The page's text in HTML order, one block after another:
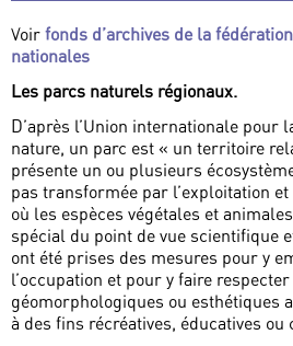
Voir fonds d’archives de la
nationales
Les parcs naturels régionaux.
D’après l’Union internationale pour
nature, un parc est « un territoire
présente un ou plusieurs
pas transformée par l’exploitation
où les espèces végétales et
spécial du point de vue scientifique
ont été prises des mesures pour y
l’occupation et pour y faire
géomorphologiques ou esthétiques
à des fins récréatives, éducatives